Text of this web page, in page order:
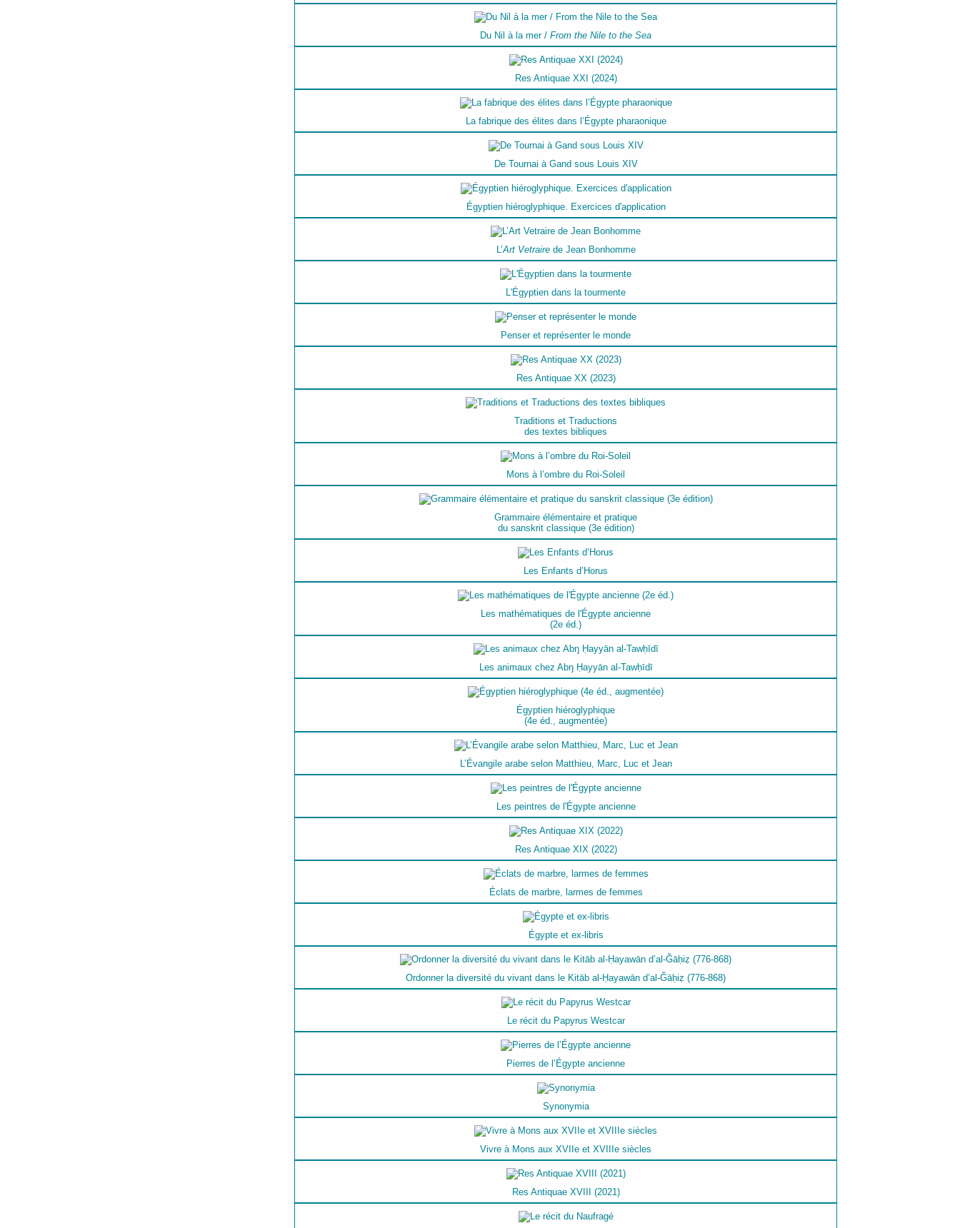
Du Nil à la mer / From the Nile to the Sea
Res Antiquae XXI (2024)
La fabrique des élites dans l’Égypte pharaonique
De Tournai à Gand sous Louis XIV
Égyptien hiéroglyphique. Exercices d'application
L’Art Vetrairede Jean Bonhomme
L'Égyptien dans la tourmente
Penser et représenter le monde
Res Antiquae XX (2023)
Traditions et Traductions
des textes bibliques
Mons à l’ombre du Roi-Soleil
Grammaire élémentaire et pratique
du sanskrit classique (3e édition)
Les Enfants d’Horus
Les mathématiques de l'Égypte ancienne
(2e éd.)
Les animaux chez Abŋ Ḥayyān al-Tawḥīdī
Égyptien hiéroglyphique
(4e éd., augmentée)
L’Évangile arabe selon Matthieu, Marc, Luc et Jean
Les peintres de l'Égypte ancienne
Res Antiquae XIX (2022)
Éclats de marbre, larmes de femmes
Égypte et ex-libris
Ordonner la diversité du vivant dans le Kitāb al-Ḥayawān d’al-Ğāḥiẓ (776-868)
Le récit du Papyrus Westcar
Pierres de l’Égypte ancienne
Synonymia
Vivre à Mons aux XVIIe et XVIIIe siècles
Res Antiquae XVIII (2021)